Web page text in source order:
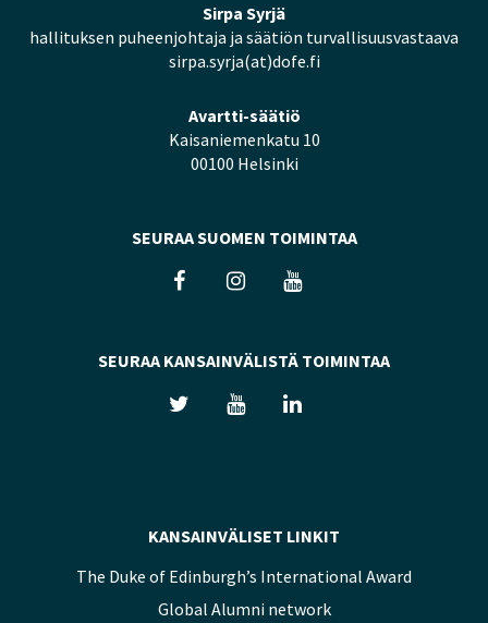
Sirpa Syrjä
hallituksen puheenjohtaja ja säätiön turvallisuusvastaava
sirpa.syrja(at)dofe.fi
Avartti-säätiö
Kaisaniemenkatu 10
00100 Helsinki
SEURAA SUOMEN TOIMINTAA
SEURAA KANSAINVÄLISTÄ TOIMINTAA
KANSAINVÄLISET LINKIT
The Duke of Edinburgh’s International Award
Global Alumni network